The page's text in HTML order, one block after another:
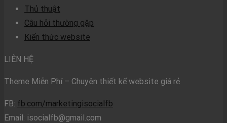
Thủ thuật
Câu hỏi thường gặp
Kiến thức website
LIÊN HỆ
Theme Miễn Phí – Chuyên thiết kế website giá rẻ
FB: fb.com/marketingisocialfb
Email: isocialfb@gmail.com